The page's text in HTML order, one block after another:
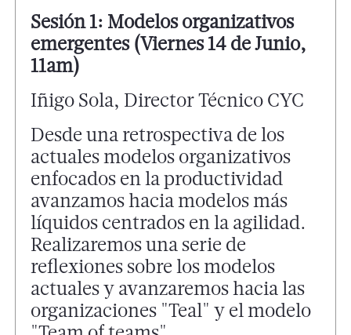
Sesión 1: Modelos organizativos
emergentes (Viernes 14 de Junio,
11am)
Iñigo Sola, Director Técnico CYC
Desde una retrospectiva de los
actuales modelos organizativos
enfocados en la productividad
avanzamos hacia modelos más
líquidos centrados en la agilidad.
Realizaremos una serie de
reflexiones sobre los modelos
actuales y avanzaremos hacia las
organizaciones "Teal" y el modelo